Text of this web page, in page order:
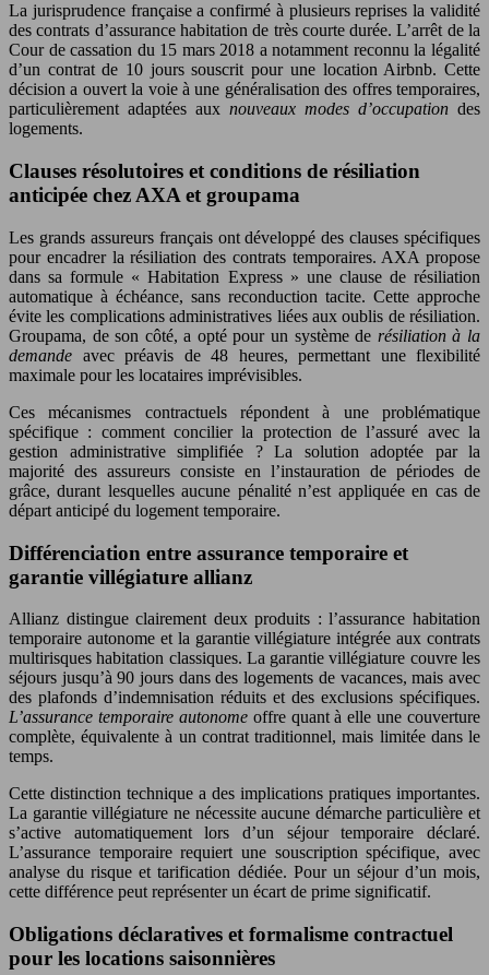
La jurisprudence française a confirmé à plusieurs reprises la validité
des contrats d’assurance habitation de très courte durée. L’arrêt de la
Cour de cassation du 15 mars 2018 a notamment reconnu la légalité
d’un contrat de 10 jours souscrit pour une location Airbnb. Cette
décision a ouvert la voie à une généralisation des offres temporaires,
particulièrement adaptées aux nouveaux modes d’occupation des
logements.
Clauses résolutoires et conditions de résiliation
anticipée chez AXA et groupama
Les grands assureurs français ont développé des clauses spécifiques
pour encadrer la résiliation des contrats temporaires. AXA propose
dans sa formule « Habitation Express » une clause de résiliation
automatique à échéance, sans reconduction tacite. Cette approche
évite les complications administratives liées aux oublis de résiliation.
Groupama, de son côté, a opté pour un système de résiliation à la
demande avec préavis de 48 heures, permettant une flexibilité
maximale pour les locataires imprévisibles.
Ces mécanismes contractuels répondent à une problématique
spécifique : comment concilier la protection de l’assuré avec la
gestion administrative simplifiée ? La solution adoptée par la
majorité des assureurs consiste en l’instauration de périodes de
grâce, durant lesquelles aucune pénalité n’est appliquée en cas de
départ anticipé du logement temporaire.
Différenciation entre assurance temporaire et
garantie villégiature allianz
Allianz distingue clairement deux produits : l’assurance habitation
temporaire autonome et la garantie villégiature intégrée aux contrats
multirisques habitation classiques. La garantie villégiature couvre les
séjours jusqu’à 90 jours dans des logements de vacances, mais avec
des plafonds d’indemnisation réduits et des exclusions spécifiques.
L’assurance temporaire autonome offre quant à elle une couverture
complète, équivalente à un contrat traditionnel, mais limitée dans le
temps.
Cette distinction technique a des implications pratiques importantes.
La garantie villégiature ne nécessite aucune démarche particulière et
s’active automatiquement lors d’un séjour temporaire déclaré.
L’assurance temporaire requiert une souscription spécifique, avec
analyse du risque et tarification dédiée. Pour un séjour d’un mois,
cette différence peut représenter un écart de prime significatif.
Obligations déclaratives et formalisme contractuel
pour les locations saisonnières